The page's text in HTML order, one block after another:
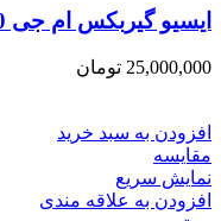
ایسیو گیربکس ام جی 350 (MG 350 )
25,000,000 تومان
افزودن به سبد خرید
مقایسه
نمایش سریع
افزودن به علاقه مندی